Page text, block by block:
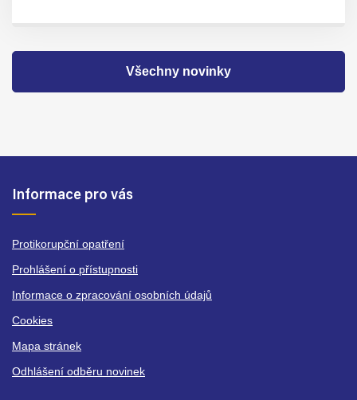
Všechny novinky
Informace pro vás
Protikorupční opatření
Prohlášení o přístupnosti
Informace o zpracování osobních údajů
Cookies
Mapa stránek
Odhlášení odběru novinek